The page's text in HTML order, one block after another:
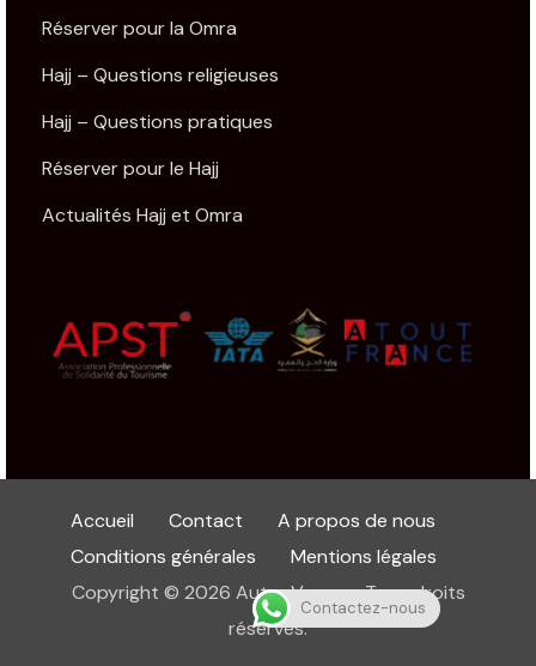
Réserver pour la Omra
Hajj – Questions religieuses
Hajj – Questions pratiques
Réserver pour le Hajj
Actualités Hajj et Omra
Accueil Contact
A propos de nous
Conditions générales
Mentions légales
Copyright © 2026 Autre Voyage. Tous droits
réservés.
Contactez-nous